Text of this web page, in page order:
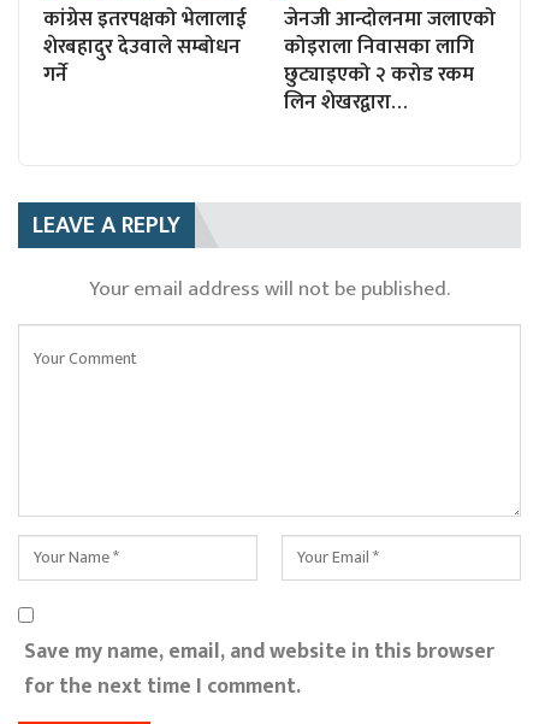
कांग्रेस इतरपक्षको भेलालाई
शेरबहादुर देउवाले सम्बोधन
गर्ने
जेनजी आन्दोलनमा जलाएको
कोइराला निवासका लागि
छुट्याइएको २ करोड रकम
लिन शेखरद्वारा…
LEAVE A REPLY
Your email address will not be published.
Save my name, email, and website in this browser
for the next time I comment.